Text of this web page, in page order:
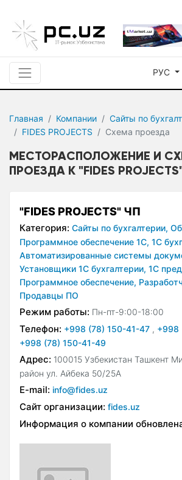
РУС
Главная Компании
Сайты по
FIDES PROJECTS
Схема проезда
МЕСТОРАСПОЛОЖЕНИЕ И
ПРОЕЗДА К "FIDES
"FIDES PROJECTS" ЧП
Категория: Сайты по бухгалтерии,
Программное обеспечение 1С, 1С
Автоматизированные системы
Установщики 1С бухгалтерии, 1С
Программное обеспечение,
Продавцы ПО
Режим работы: Пн-пт-9:00-18:00
Телефон: +998 (78) 150-41-47 , +998
+998 (78) 150-41-49
Адрес: 100015 Узбекистан Ташкент
район ул. Айбека 50/25А
E-mail: info@fides.uz
Сайт организации: fides.uz
Информация о компании